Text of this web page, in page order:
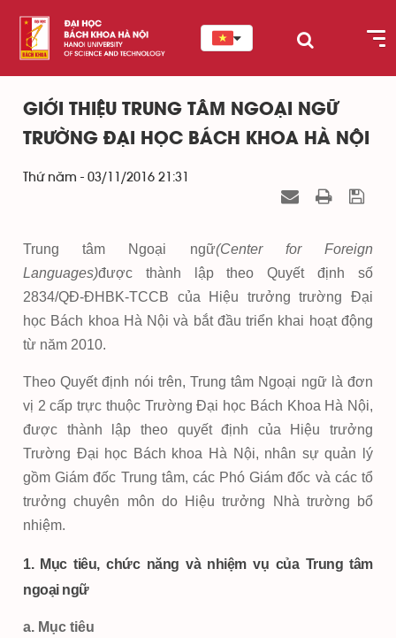
GIỚI THIỆU TRUNG TÂM NGOẠI NGỮ
TRƯỜNG ĐẠI HỌC BÁCH KHOA HÀ NỘI
Thứ năm - 03/11/2016 21:31
Trung tâm Ngoại ngữ(Center for Foreign
Languages)được thành lập theo Quyết định số
2834/QĐ-ĐHBK-TCCB của Hiệu trưởng trường Đại
học Bách khoa Hà Nội và bắt đầu triển khai hoạt động
từ năm 2010.
Theo Quyết định nói trên, Trung tâm Ngoại ngữ là đơn
vị 2 cấp trực thuộc Trường Đại học Bách Khoa Hà Nội,
được thành lập theo quyết định của Hiệu trưởng
Trường Đại học Bách khoa Hà Nội, nhân sự quản lý
gồm Giám đốc Trung tâm, các Phó Giám đốc và các tổ
trưởng chuyên môn do Hiệu trưởng Nhà trường bổ
nhiệm.
1. Mục tiêu, chức năng và nhiệm vụ của Trung tâm
ngoại ngữ
a. Mục tiêu